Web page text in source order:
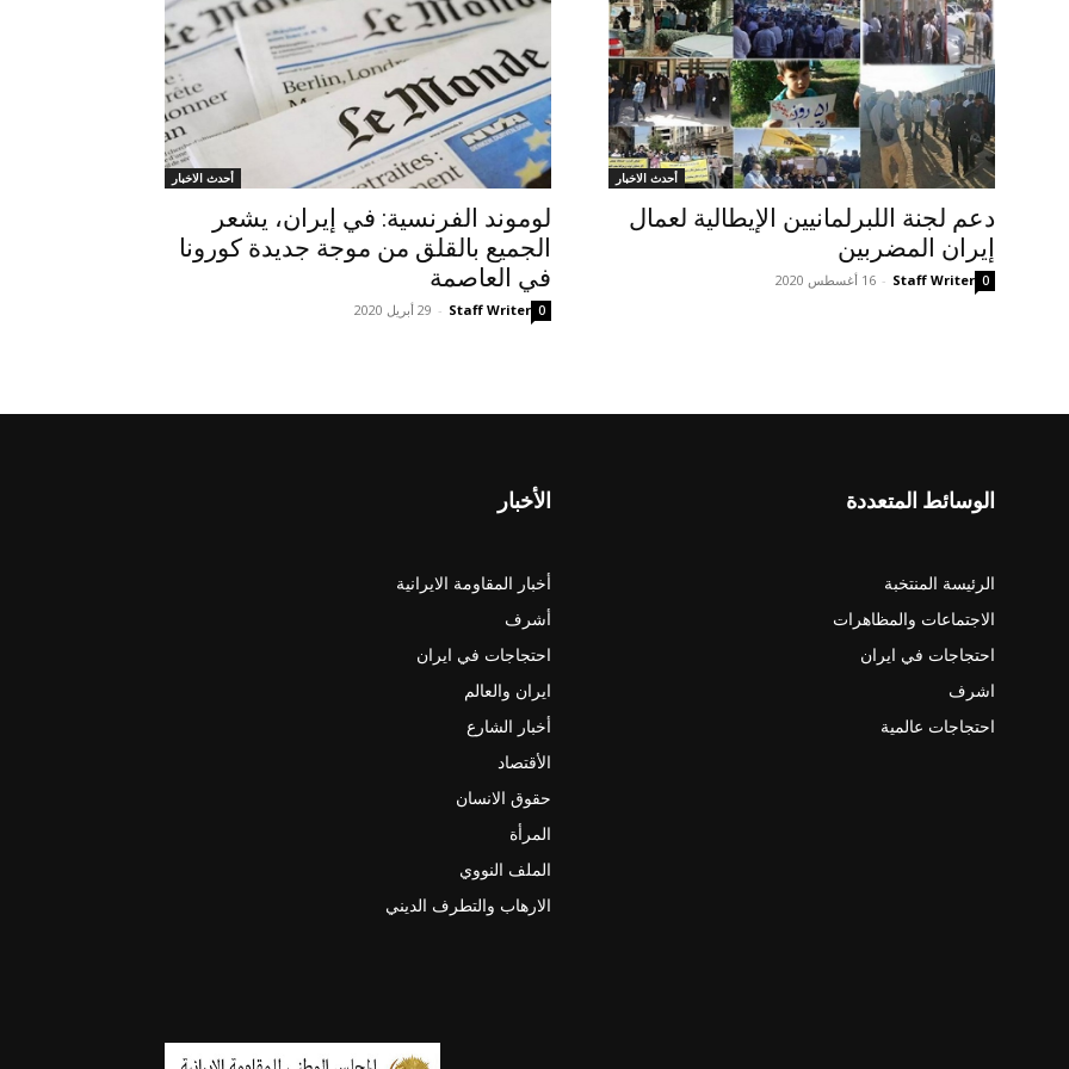
أحدث الاخبار
دعم لجنة اللبرلمانيين الإيطالية لعمال
إيران المضربين
Staff Writer
- 16 أغسطس 2020 0
أحدث الاخبار
لوموند الفرنسية: في إيران، يشعر
الجميع بالقلق من موجة جديدة كورونا
في العاصمة
Staff Writer
- 29 أبريل 2020 0
الأخبار
أخبار المقاومة الايرانية
أشرف
احتجاجات في ايران
ايران والعالم
أخبار الشارع
الأقتصاد
حقوق الانسان
المرأة
الملف النووي
الارهاب والتطرف الديني
الوسائط المتعددة
الرئيسة المنتخبة
الاجتماعات والمظاهرات
احتجاجات في ايران
اشرف
احتجاجات عالمية